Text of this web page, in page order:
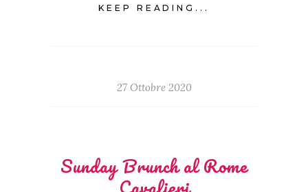
KEEP READING...
27 Ottobre 2020
Sunday Brunch al Rome